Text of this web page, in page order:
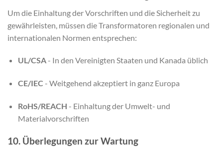
Um die Einhaltung der Vorschriften und die Sicherheit zu
gewährleisten, müssen die Transformatoren regionalen und
internationalen Normen entsprechen:
UL/CSA- In den Vereinigten Staaten und Kanada üblich
CE/IEC - Weitgehend akzeptiert in ganz Europa
RoHS/REACH - Einhaltung der Umwelt- und
Materialvorschriften
10. Überlegungen zur Wartung